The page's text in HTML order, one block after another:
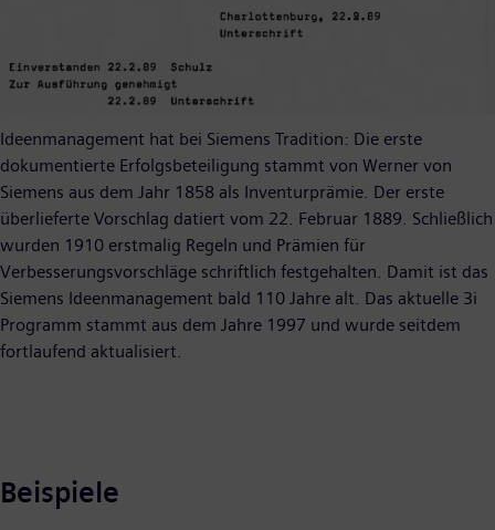
Ideenmanagement hat bei Siemens Tradition: Die erste
dokumentierte Erfolgsbeteiligung stammt von Werner von
Siemens aus dem Jahr 1858 als Inventurprämie. Der erste
überlieferte Vorschlag datiert vom 22. Februar 1889. Schließlich
wurden 1910 erstmalig Regeln und Prämien für
Verbesserungsvorschläge schriftlich festgehalten. Damit ist das
Siemens Ideenmanagement bald 110 Jahre alt. Das aktuelle 3i
Programm stammt aus dem Jahre 1997 und wurde seitdem
fortlaufend aktualisiert.
Beispiele